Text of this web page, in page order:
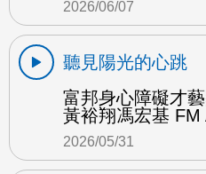
2026/06/07
聽見陽光的心跳
富邦身心障礙才
黃裕翔馮宏基 FM
2026/05/31